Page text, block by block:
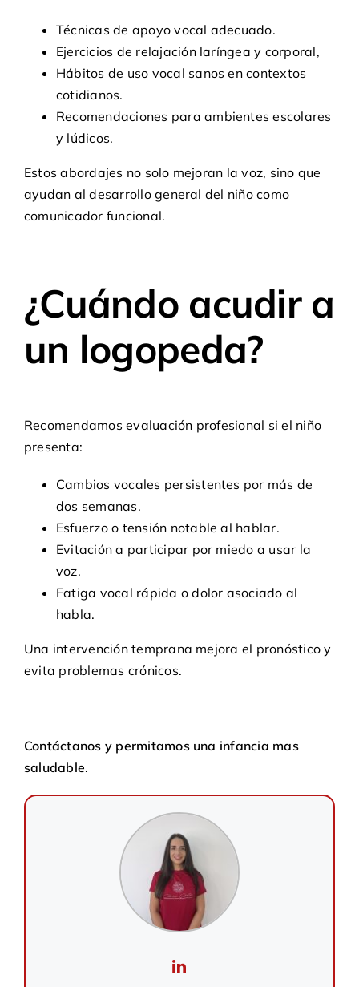
Técnicas de apoyo vocal adecuado.
Ejercicios de relajación laríngea y corporal,
Hábitos de uso vocal sanos en contextos
cotidianos.
Recomendaciones para ambientes escolares
y lúdicos.
Estos abordajes no solo mejoran la voz, sino que
ayudan al desarrollo general del niño como
comunicador funcional.
¿Cuándo acudir a
un logopeda?
Recomendamos evaluación profesional si el niño
presenta:
Cambios vocales persistentes por más de
dos semanas.
Esfuerzo o tensión notable al hablar.
Evitación a participar por miedo a usar la
voz.
Fatiga vocal rápida o dolor asociado al
habla.
Una intervención temprana mejora el pronóstico y
evita problemas crónicos.
Contáctanos y permitamos una infancia mas
saludable.